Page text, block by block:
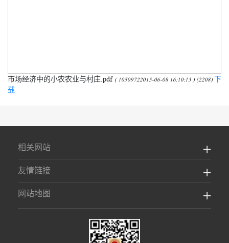
市场经济中的小农农业与村庄.pdf ( 10509722015-06-08 16:10:13 ) (2208) 下
载
相关网站
友情链接
网站地图